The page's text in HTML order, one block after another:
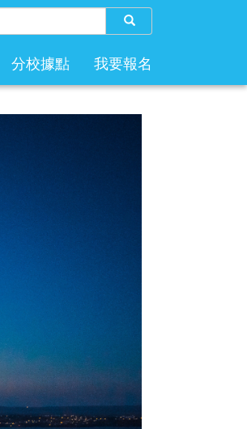
分校據點 我要報名